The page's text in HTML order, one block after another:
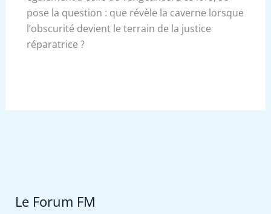
pose la question : que révèle la caverne lorsque
l’obscurité devient le terrain de la justice
réparatrice ?
Le Forum FM